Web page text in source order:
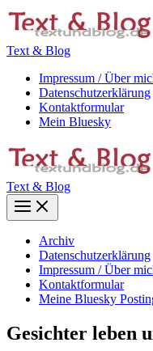
Zum
Inhalt
Text & Blog
Impressum / Über
Datenschutzerklärung
Kontaktformular
Mein Bluesky
Text & Blog
Main
Menu
Archiv
Datenschutzerklärung
Impressum / Über
Kontaktformular
Meine Bluesky
Gesichter leben